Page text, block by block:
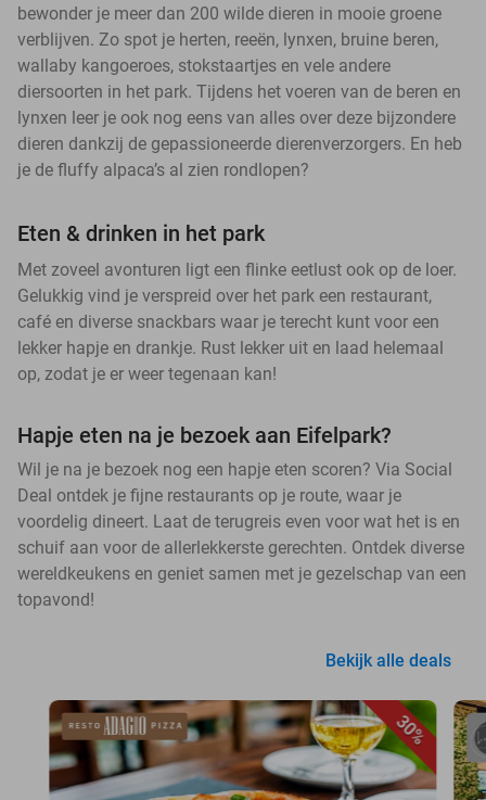
bewonder je meer dan 200 wilde dieren in mooie groene
verblijven. Zo spot je herten, reeën, lynxen, bruine beren,
wallaby kangoeroes, stokstaartjes en vele andere
diersoorten in het park. Tijdens het voeren van de beren en
lynxen leer je ook nog eens van alles over deze bijzondere
dieren dankzij de gepassioneerde dierenverzorgers. En heb
je de fluffy alpaca’s al zien rondlopen?
Eten & drinken in het park
Met zoveel avonturen ligt een flinke eetlust ook op de loer.
Gelukkig vind je verspreid over het park een restaurant,
café en diverse snackbars waar je terecht kunt voor een
lekker hapje en drankje. Rust lekker uit en laad helemaal
op, zodat je er weer tegenaan kan!
Hapje eten na je bezoek aan Eifelpark?
Wil je na je bezoek nog een hapje eten scoren? Via Social
Deal ontdek je fijne restaurants op je route, waar je
voordelig dineert. Laat de terugreis even voor wat het is en
schuif aan voor de allerlekkerste gerechten. Ontdek diverse
wereldkeukens en geniet samen met je gezelschap van een
topavond!
Bekijk alle deals
30%